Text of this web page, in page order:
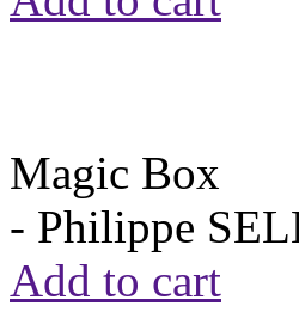
Magic Box
- Philippe
Add to cart